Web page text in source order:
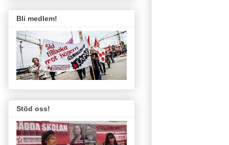
Bli medlem!
Stöd oss!